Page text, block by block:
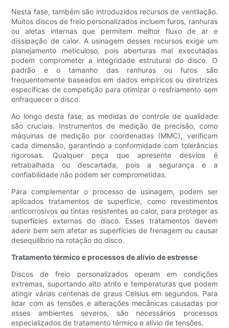
Nesta fase, também são introduzidos recursos de ventilação.
Muitos discos de freio personalizados incluem furos, ranhuras
ou aletas internas que permitem melhor fluxo de ar e
dissipação de calor. A usinagem desses recursos exige um
planejamento meticuloso, pois aberturas mal executadas
podem comprometer a integridade estrutural do disco. O
padrão e o tamanho das ranhuras ou furos são
frequentemente baseados em dados empíricos ou diretrizes
específicas de competição para otimizar o resfriamento sem
enfraquecer o disco.
Ao longo desta fase, as medidas de controle de qualidade
são cruciais. Instrumentos de medição de precisão, como
máquinas de medição por coordenadas (MMC), verificam
cada dimensão, garantindo a conformidade com tolerâncias
rigorosas. Qualquer peça que apresente desvios é
retrabalhada ou descartada, pois a segurança e a
confiabilidade não podem ser comprometidas.
Para complementar o processo de usinagem, podem ser
aplicados tratamentos de superfície, como revestimentos
anticorrosivos ou tintas resistentes ao calor, para proteger as
superfícies externas do disco. Esses tratamentos devem
aderir bem sem afetar as superfícies de frenagem ou causar
desequilíbrio na rotação do disco.
Tratamento térmico e processos de alívio de estresse
Discos de freio personalizados operam em condições
extremas, suportando alto atrito e temperaturas que podem
atingir várias centenas de graus Celsius em segundos. Para
lidar com as tensões e alterações mecânicas causadas por
esses ambientes severos, são necessários processos
especializados de tratamento térmico e alívio de tensões.